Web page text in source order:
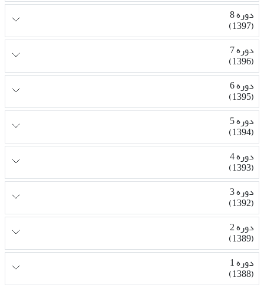
دوره 8
(1397)
دوره 7
(1396)
دوره 6
(1395)
دوره 5
(1394)
دوره 4
(1393)
دوره 3
(1392)
دوره 2
(1389)
دوره 1
(1388)